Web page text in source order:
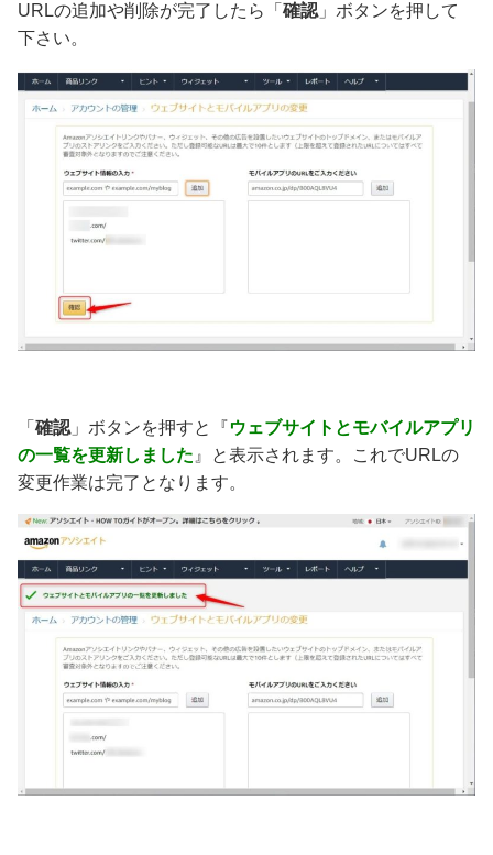
URLの追加や削除が完了したら「 確認」ボタンを押して
下さい。
「 確認 」ボタンを押すと『ウェブサイトとモバイルアプリ
の一覧を更新しました 』と表示されます。これでURLの
変更作業は完了となります。